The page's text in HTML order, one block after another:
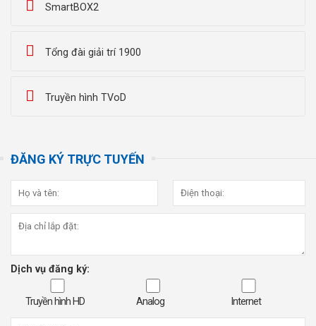
SmartBOX2
Tổng đài giải trí 1900
Truyền hình TVoD
ĐĂNG KÝ TRỰC TUYẾN
Dịch vụ đăng ký:
Truyền hình HD Analog Internet